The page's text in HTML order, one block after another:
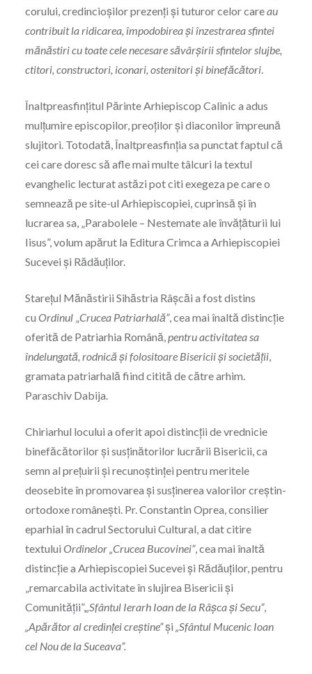
corului, credincioșilor prezenți și tuturor celor careau
contribuit la ridicarea, împodobirea și înzestrarea sfintei
mănăstiri cu toate cele necesare săvârșirii sfintelor slujbe,
ctitori, constructori, iconari, ostenitori și binefăcători.
Înaltpreasfințitul Părinte Arhiepiscop Calinic a adus
mulțumire episcopilor, preoților și diaconilor împreună
slujitori. Totodată, Înaltpreasfinția sa punctat faptul că
cei care doresc să afle mai multe tâlcuri la textul
evanghelic lecturat astăzi pot citi exegeza pe care o
semnează pe site-ul Arhiepiscopiei, cuprinsă și în
lucrarea sa, „Parabolele – Nestemate ale învățăturii lui
Iisus”, volum apărut la Editura Crimca a Arhiepiscopiei
Sucevei și Rădăuților.
Starețul Mănăstirii Sihăstria Râșcăi a fost distins
cu Ordinul„Crucea Patriarhală”, cea mai înaltă distincție
oferită de Patriarhia Română,pentru activitatea sa
îndelungată, rodnică și folositoare Bisericii și societății,
gramata patriarhală fiind citită de către arhim.
Paraschiv Dabija.
Chiriarhul locului a oferit apoi distincții de vrednicie
binefăcătorilor și susținătorilor lucrării Bisericii, ca
semn al prețuirii și recunoștinței pentru meritele
deosebite în promovarea și susținerea valorilor creștin-
ortodoxe românești. Pr. Constantin Oprea, consilier
eparhial în cadrul Sectorului Cultural, a dat citire
textului Ordinelor „Crucea Bucovinei”, cea mai înaltă
distincție a Arhiepiscopiei Sucevei și Rădăuților, pentru
„remarcabila activitate în slujirea Bisericii și
Comunității”,„Sfântul Ierarh Ioan de la Râșca și Secu”,
„Apărător al credinței creștine”și „Sfântul Mucenic Ioan
cel Nou de la Suceava”.